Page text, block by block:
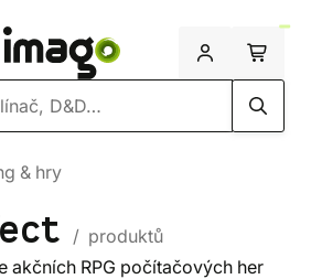
& hry
/ produktů
akčních RPG počítačových her